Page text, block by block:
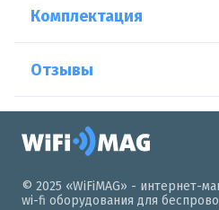
Комплектация
Отзывы
© 2025 «WiFiMAG» - интернет-
wi-fi оборудования для